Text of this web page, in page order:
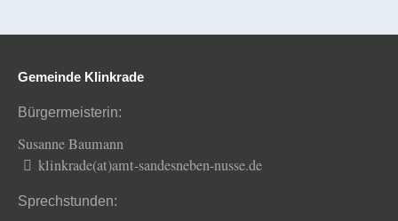
Gemeinde Klinkrade
Bürgermeisterin:
Susanne Baumann
klinkrade(at)amt-sandesneben-nusse.de
Sprechstunden: